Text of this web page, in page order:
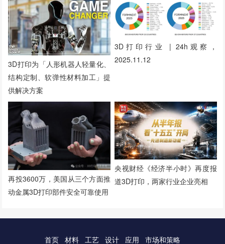
3D打印为「人形机器人轻量化、
结构定制、软弹性材料加工」提
供解决方案
3D打印行业 | 24h观察，
2025.11.12
再投3600万，美国从三个方面推
动金属3D打印部件安全可靠使用
央视财经《经济半小时》再度报
道3D打印，两家行业企业亮相
首页 材料 工艺 设计 应用 市场和策略